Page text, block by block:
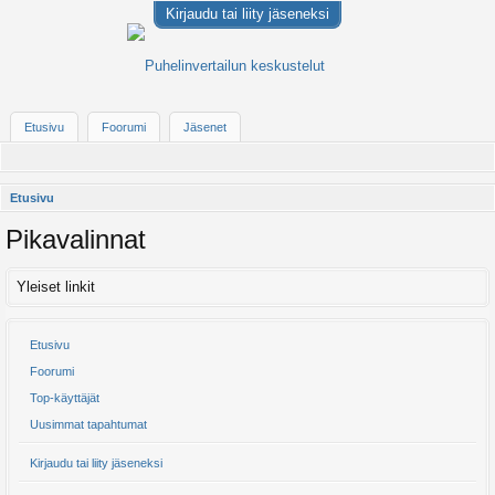
Kirjaudu tai liity jäseneksi
Etusivu Foorumi Jäsenet
Etusivu
Pikavalinnat
Yleiset linkit
Etusivu
Foorumi
Top-käyttäjät
Uusimmat tapahtumat
Kirjaudu tai liity jäseneksi